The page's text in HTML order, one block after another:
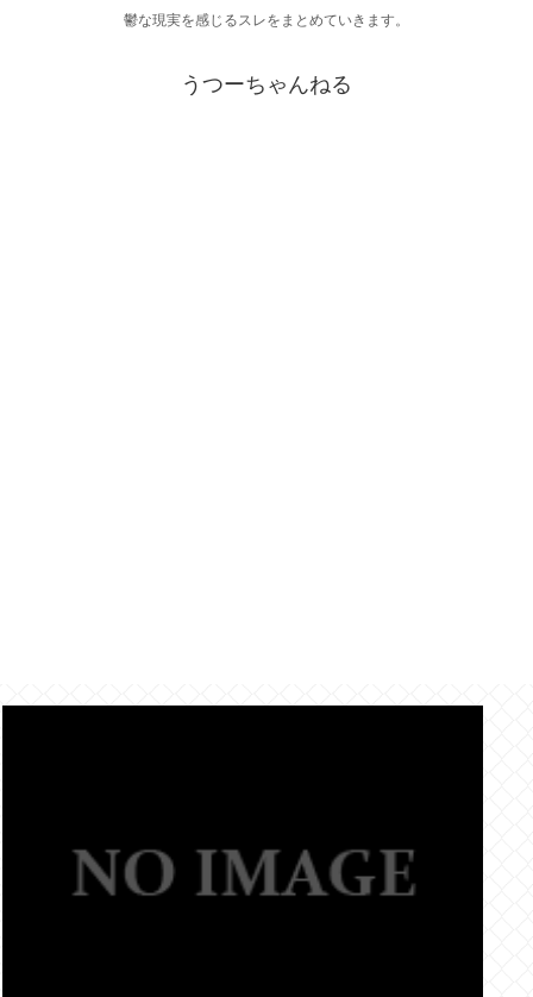
鬱な現実を感じるスレをまとめていきます。
うつーちゃんねる